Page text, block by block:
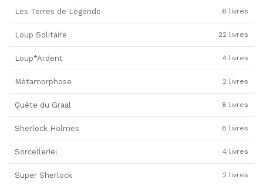
Les Terres de Légende 6 livres
Loup Solitaire 22 livres
Loup*Ardent 4 livres
Métamorphose 2 livres
Quête du Graal 8 livres
Sherlock Holmes 8 livres
Sorcellerie! 4 livres
Super Sherlock 2 livres